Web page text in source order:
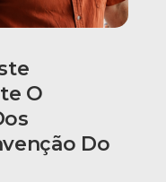
O
Do